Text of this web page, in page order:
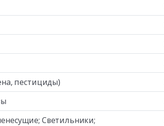
пестициды)
Светильники;